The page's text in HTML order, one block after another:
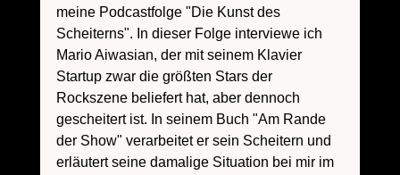
meine Podcastfolge "Die Kunst des
Scheiterns". In dieser Folge interviewe ich
Mario Aiwasian, der mit seinem Klavier
Startup zwar die größten Stars der
Rockszene beliefert hat, aber dennoch
gescheitert ist. In seinem Buch "Am Rande
der Show" verarbeitet er sein Scheitern und
erläutert seine damalige Situation bei mir im